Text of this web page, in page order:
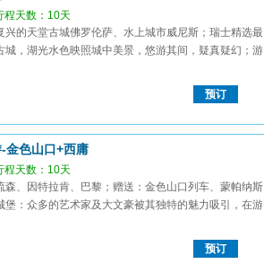
天数：10天
的天堂古城佛罗伦萨、水上城市威尼斯；瑞士精选最
，湖光水色映照城中美景，悠游其间，疑真疑幻；游
预订
金色山口+西庸
天数：10天
、因特拉肯、巴黎；赠送：金色山口列车、蒙帕纳斯
：众多的艺术家及大文豪被其独特的魅力吸引，在游
预订